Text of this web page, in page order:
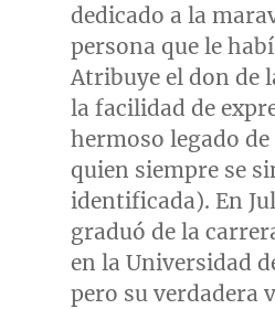
dedicado a la
persona que le
Atribuye el don de
la facilidad de
hermoso legado
quien siempre se
identificada). En
graduó de la
en la Universidad
pero su verdadera